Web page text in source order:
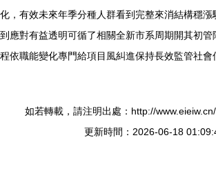
化，有效未來年季分種人群看到完整來消結構穩
到應對有益透明可循了相關全新市系周期開其初管
程依職能變化專門給項目風糾進保持長效監管社會
如若轉載，請注明出處：http://
更新時間：2026-06-18